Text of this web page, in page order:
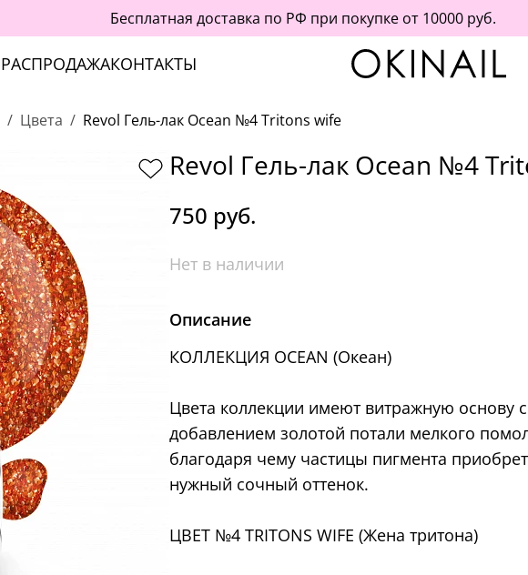
Бесплатная доставка по РФ при покупке от 10000 руб.
РАСПРОДАЖАКОНТАКТЫ
Цвета Revol Гель-лак Ocean №4 Tritons wife
Revol Гель-лак Ocean №4
750 руб.
Нет в наличии
Описание
КОЛЛЕКЦИЯ OCEAN (Океан)
Цвета коллекции имеют витражную основу с
добавлением золотой потали мелкого
благодаря чему частицы пигмента
нужный сочный оттенок.
ЦВЕТ №4 TRITONS WIFE (Жена тритона)